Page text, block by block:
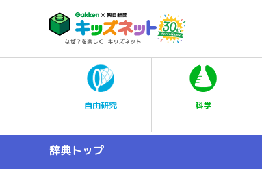
自由研究 科学
辞典トップ